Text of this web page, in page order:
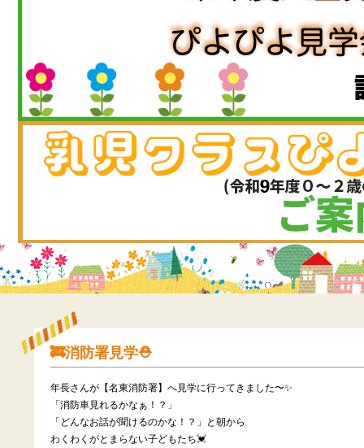
🚒消防署見学⛑️
年長さんが【名東消防署】へ見学に行ってきました〜✨
「消防車見れるかなぁ！？」
「どんなお話が聞けるのかな！？」と朝から
わくわくがとまらない子どもたち💓